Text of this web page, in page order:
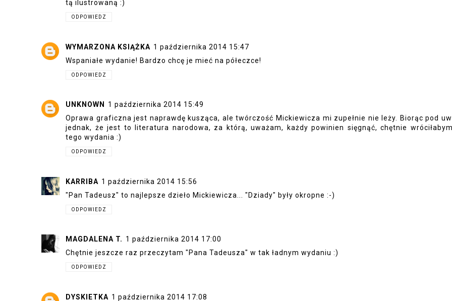
tą ilustrowaną :)
ODPOWIEDZ
WYMARZONA KSIĄŻKA 1 października 2014 15:47
Wspaniałe wydanie! Bardzo chcę je mieć na półeczce!
ODPOWIEDZ
UNKNOWN
1 października 2014 15:49
Oprawa graficzna jest naprawdę kusząca, ale twórczość Mickiewicza mi zupełnie nie leży. Biorąc pod
jednak, że jest to literatura narodowa, za którą, uważam, każdy powinien sięgnąć, chętnie
tego wydania :)
ODPOWIEDZ
KARRIBA 1 października 2014 15:56
"Pan Tadeusz" to najlepsze dzieło Mickiewicza... "Dziady" były okropne :-)
ODPOWIEDZ
MAGDALENA T. 1 października 2014 17:00
Chętnie jeszcze raz przeczytam "Pana Tadeusza" w tak ładnym wydaniu :)
ODPOWIEDZ
DYSKIETKA 1 października 2014 17:08